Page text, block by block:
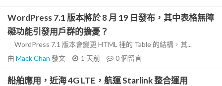
WordPress 7.1 版本將於 8 月 19 日發布，其中表格無障
礙功能引發用戶群的擔憂？
WordPress 7.1 版本會變更 HTML 裡的 Table 的結構，其...
由 Mack Chan 發文 1 天前 0個留言
船舶應用，近海 4G LTE，航運 Starlink 整合運用